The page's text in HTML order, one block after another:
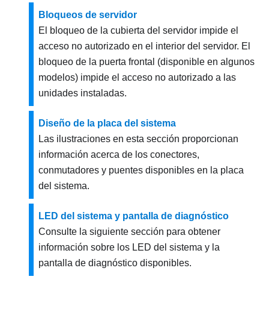
Bloqueos de servidor
El bloqueo de la cubierta del servidor impide el
acceso no autorizado en el interior del servidor. El
bloqueo de la puerta frontal (disponible en algunos
modelos) impide el acceso no autorizado a las
unidades instaladas.
Diseño de la placa del sistema
Las ilustraciones en esta sección proporcionan
información acerca de los conectores,
conmutadores y puentes disponibles en la placa
del sistema.
LED del sistema y pantalla de diagnóstico
Consulte la siguiente sección para obtener
información sobre los LED del sistema y la
pantalla de diagnóstico disponibles.